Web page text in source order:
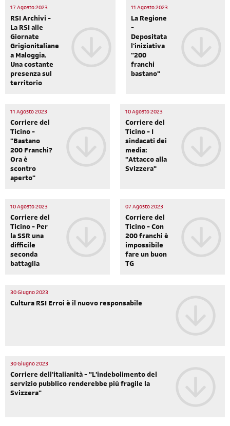
17 Agosto 2023
RSI Archivi -
La RSI alle
Giornate
Grigionitaliane
a Maloggia.
Una costante
presenza sul
territorio
11 Agosto 2023
La Regione
-
Depositata
l'iniziativa
"200
franchi
bastano"
11 Agosto 2023
Corriere del
Ticino -
"Bastano
200 Franchi?
Ora è
scontro
aperto"
10 Agosto 2023
Corriere del
Ticino - I
sindacati dei
media:
"Attacco alla
Svizzera"
10 Agosto 2023
Corriere del
Ticino - Per
la SSR una
difficile
seconda
battaglia
07 Agosto 2023
Corriere del
Ticino - Con
200 franchi è
impossibile
fare un buon
TG
30 Giugno 2023
Cultura RSI Erroi è il nuovo responsabile
30 Giugno 2023
Corriere dell'italianità - "L'indebolimento del
servizio pubblico renderebbe più fragile la
Svizzera"